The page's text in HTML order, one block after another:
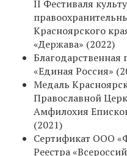
II Фестиваля
Красноярского
«Держава» (2022)
«Единая Россия»
Медаль
Православной
Амфилохия
(2021)
Сертификат ООО
Реестра